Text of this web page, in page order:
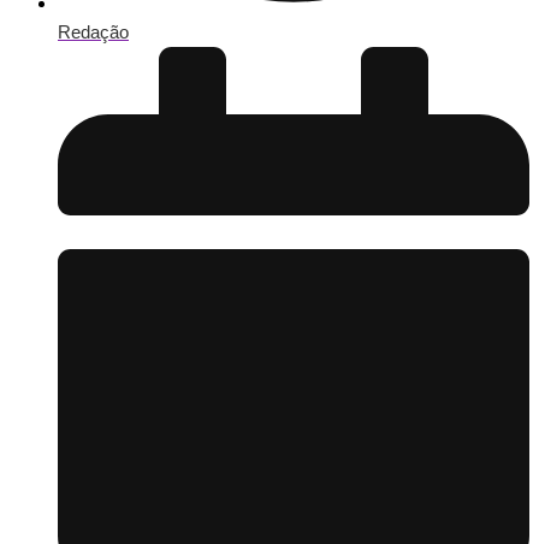
Redação